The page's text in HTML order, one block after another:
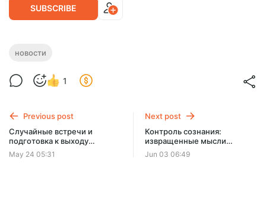
SUBSCRIBE
Подготовка к обновлению: финальные
новости
1
Previous post
Случайные встречи и
подготовка к выходу
обновления. Новости
Портала Севилля.
May 24 05:31
Next post
Контроль сознания:
извращенные мысли
[v.0.286] [Ren’Py] (2025)
[specialmind]
Jun 03 06:49